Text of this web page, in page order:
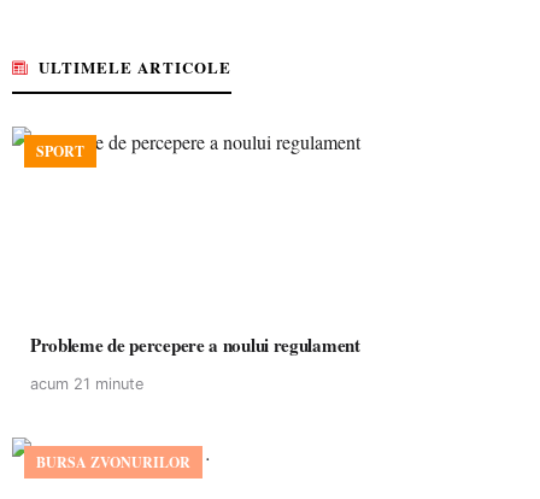
ULTIMELE ARTICOLE
SPORT
Probleme de percepere a noului regulament
acum 21 minute
BURSA ZVONURILOR